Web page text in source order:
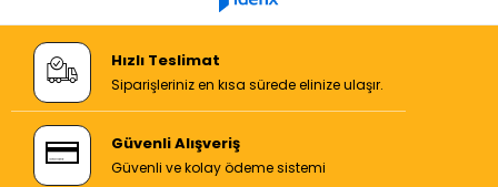
Hızlı Teslimat
Siparişleriniz en kısa sürede elinize ulaşır.
Güvenli Alışveriş
Güvenli ve kolay ödeme sistemi